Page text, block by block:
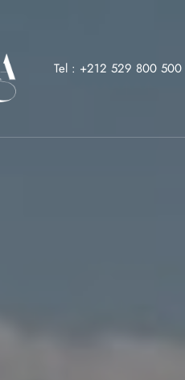
Tel : +212 529 800 500‬